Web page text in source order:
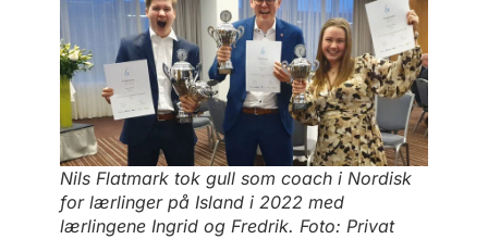
Nils Flatmark tok gull som coach i Nordisk
for lærlinger på Island i 2022 med
lærlingene Ingrid og Fredrik. Foto: Privat